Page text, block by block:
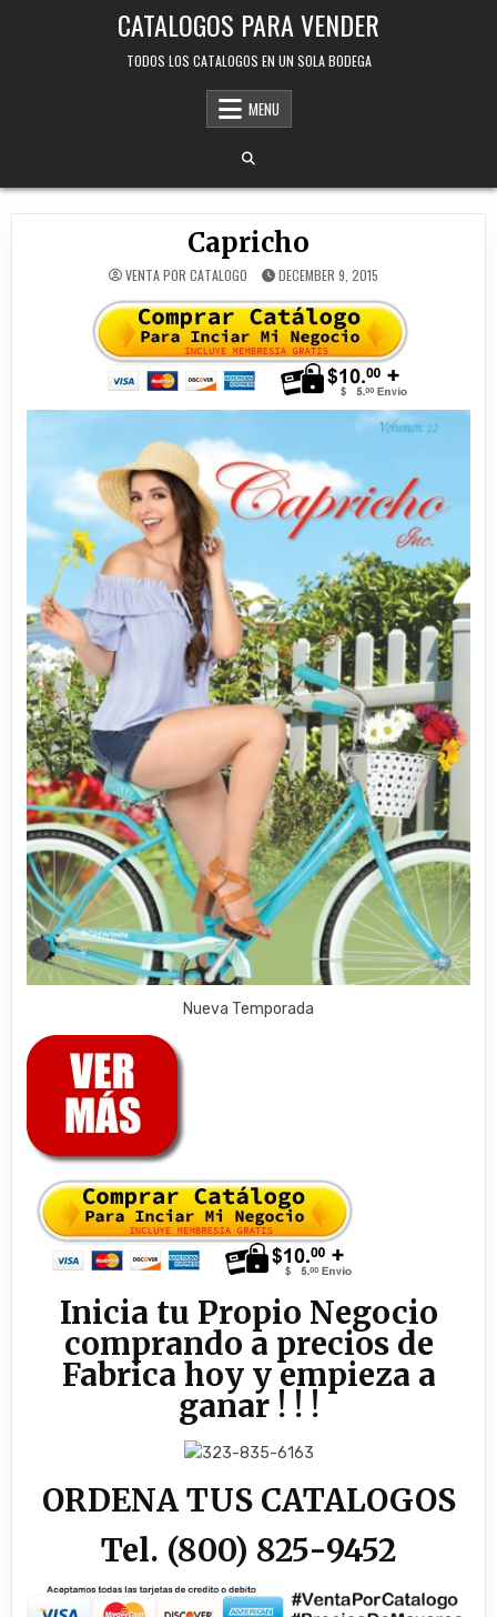
CATALOGOS PARA VENDER
TODOS LOS CATALOGOS EN UN SOLA BODEGA
MENU
Capricho
VENTA POR CATALOGO DECEMBER 9, 2015
Nueva Temporada
Inicia tu Propio Negocio
comprando a precios de
Fabrica hoy y empieza a
ganar ! ! !
ORDENA TUS CATALOGOS
Tel. (800) 825-9452